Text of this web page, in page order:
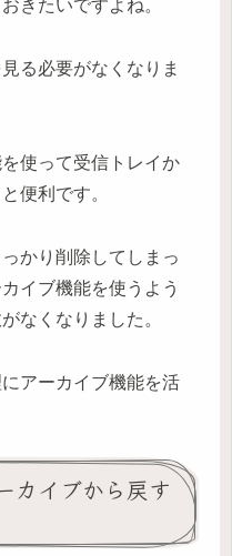
きたいですよね。
る必要がなくなりま
使って受信トレイか
便利です。
かり削除してしまっ
イブ機能を使うよう
なくなりました。
アーカイブ機能を活
カイブから戻す